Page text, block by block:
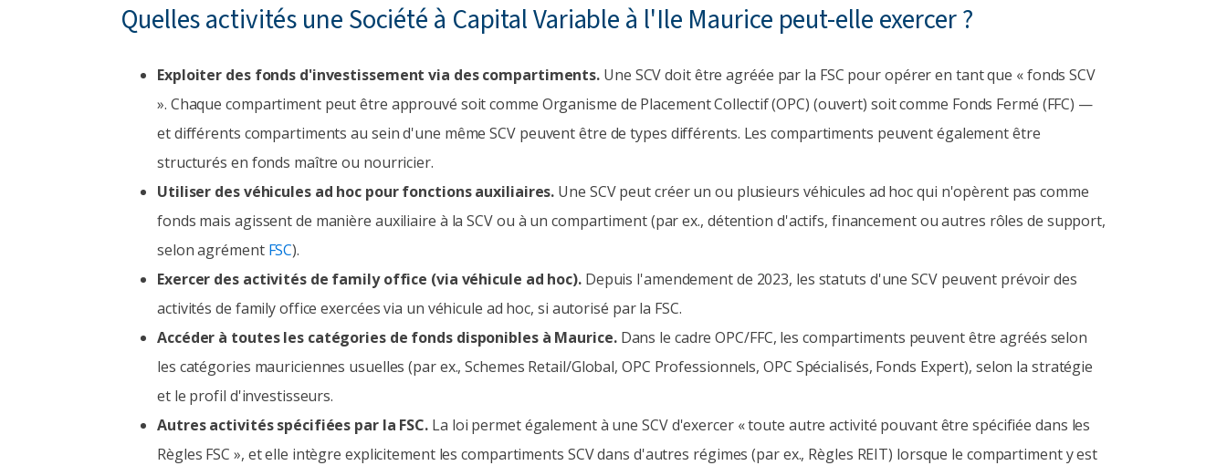
Quelles activités une Société à Capital Variable à l'Ile Maurice peut-elle exercer ?
Exploiter des fonds d'investissement via des compartiments. Une SCV doit être agréée par la FSC pour opérer en tant que « fonds SCV
». Chaque compartiment peut être approuvé soit comme Organisme de Placement Collectif (OPC) (ouvert) soit comme Fonds Fermé (FFC) —
et différents compartiments au sein d'une même SCV peuvent être de types différents. Les compartiments peuvent également être
structurés en fonds maître ou nourricier.
Utiliser des véhicules ad hoc pour fonctions auxiliaires. Une SCV peut créer un ou plusieurs véhicules ad hoc qui n'opèrent pas comme
fonds mais agissent de manière auxiliaire à la SCV ou à un compartiment (par ex., détention d'actifs, financement ou autres rôles de support,
selon agrément FSC).
Exercer des activités de family office (via véhicule ad hoc).Depuis l'amendement de 2023, les statuts d'une SCV peuvent prévoir des
activités de family office exercées via un véhicule ad hoc, si autorisé par la FSC.
Accéder à toutes les catégories de fonds disponibles à Maurice.Dans le cadre OPC/FFC, les compartiments peuvent être agréés selon
les catégories mauriciennes usuelles (par ex., Schemes Retail/Global, OPC Professionnels, OPC Spécialisés, Fonds Expert), selon la stratégie
et le profil d'investisseurs.
Autres activités spécifiées par la FSC. La loi permet également à une SCV d'exercer « toute autre activité pouvant être spécifiée dans les
Règles FSC », et elle intègre explicitement les compartiments SCV dans d'autres régimes (par ex., Règles REIT) lorsque le compartiment y est